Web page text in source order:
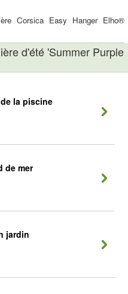
Corsica Easy Hanger Elho®
d'été 'Summer Purple
la piscine
de mer
jardin